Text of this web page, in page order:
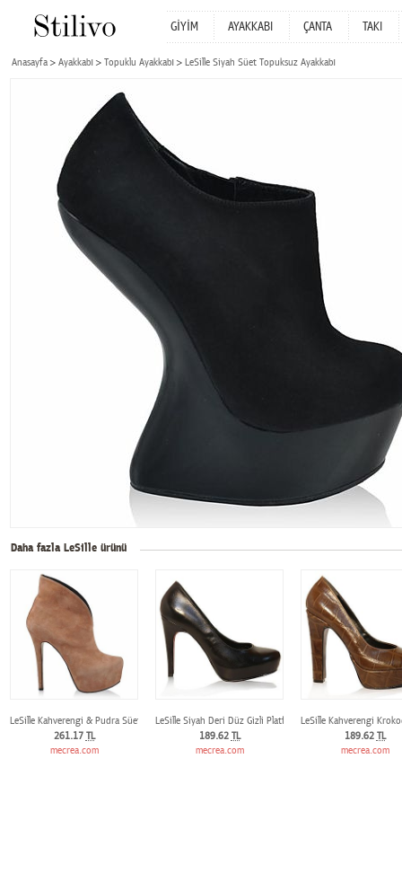
GİYİM AYAKKABI ÇANTA TAKI
Anasayfa Ayakkabı Topuklu Ayakkabı LeSille Siyah Süet Topuksuz Ayakkabı
Daha fazla LeSille ürünü
LeSille Kahverengi & Pudra Süet V Kesim Bootie
261.17 TL
mecrea.com
LeSille Siyah Deri Düz Gizli Platformlu Ayakkabı
189.62 TL
mecrea.com
LeSille Kahverengi
189.62 TL
mecrea.com